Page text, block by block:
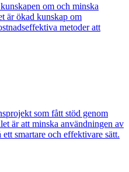
om och minska
är ökad kunskap om
metoder att
som fått stöd genom
är att minska användningen av
smartare och effektivare sätt.